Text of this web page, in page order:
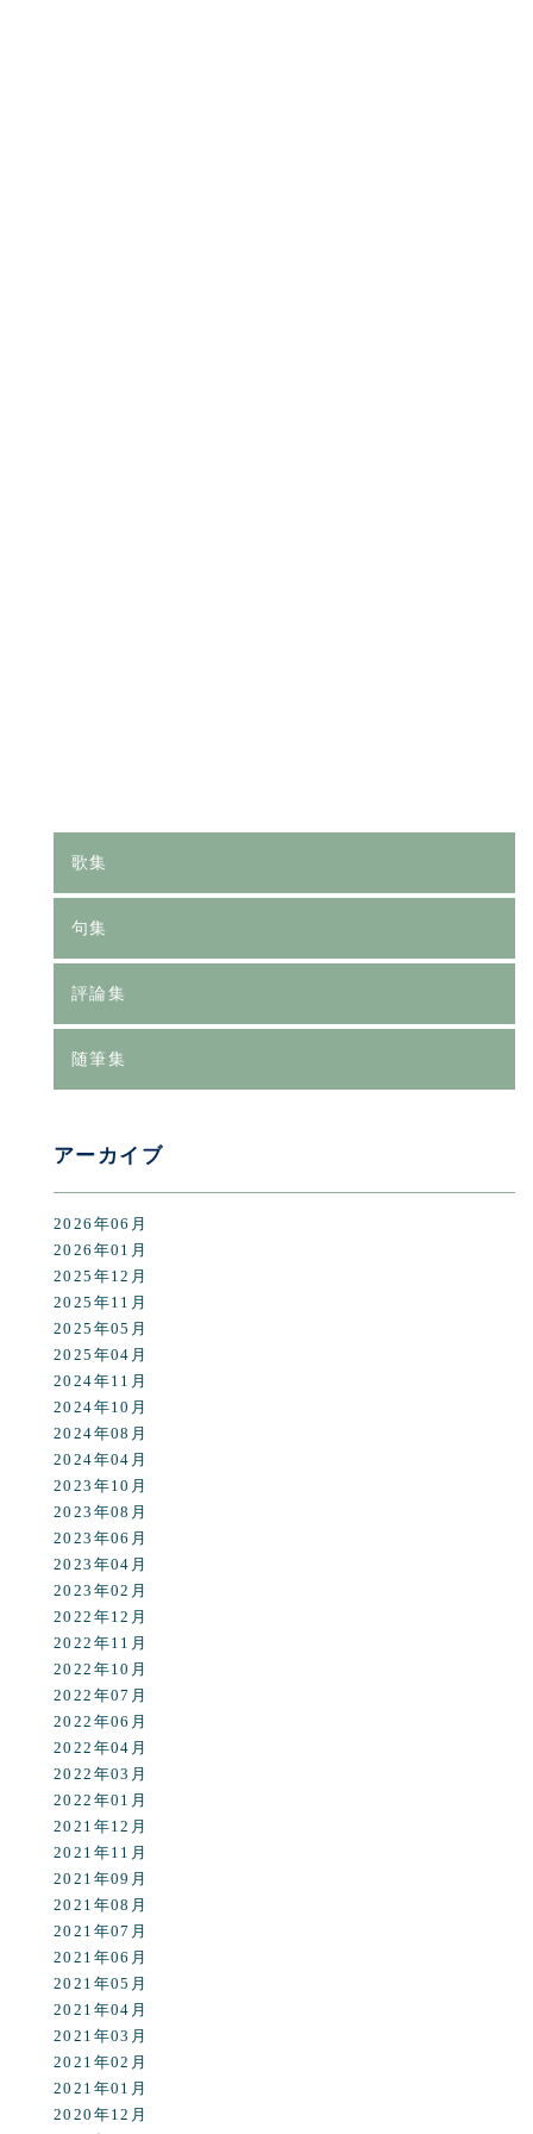
歌集
句集
評論集
随筆集
アーカイブ
2026年06月
2026年01月
2025年12月
2025年11月
2025年05月
2025年04月
2024年11月
2024年10月
2024年08月
2024年04月
2023年10月
2023年08月
2023年06月
2023年04月
2023年02月
2022年12月
2022年11月
2022年10月
2022年07月
2022年06月
2022年04月
2022年03月
2022年01月
2021年12月
2021年11月
2021年09月
2021年08月
2021年07月
2021年06月
2021年05月
2021年04月
2021年03月
2021年02月
2021年01月
2020年12月